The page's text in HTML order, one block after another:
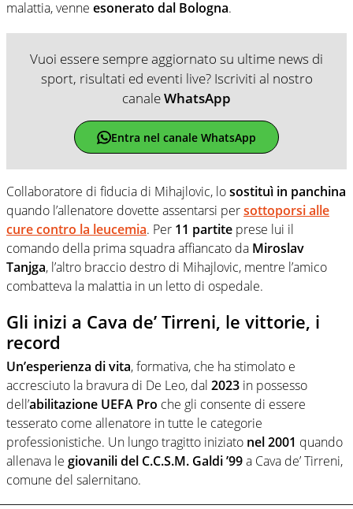
malattia, venne esonerato dal Bologna.
Vuoi essere sempre aggiornato su ultime news di
sport, risultati ed eventi live? Iscriviti al nostro
canaleWhatsApp
Entra nel canale WhatsApp
Collaboratore di fiducia di Mihajlovic, losostituì in panchina
quando l’allenatore dovette assentarsi persottoporsi alle
cure contro la leucemia. Per 11 partite prese lui il
comando della prima squadra affiancato da Miroslav
Tanjga, l’altro braccio destro di Mihajlovic, mentre l’amico
combatteva la malattia in un letto di ospedale.
Gli inizi a Cava de’ Tirreni, le vittorie, i
record
Un’esperienza di vita, formativa, che ha stimolato e
accresciuto la bravura di De Leo, dal 2023 in possesso
dell’abilitazione UEFA Pro che gli consente di essere
tesserato come allenatore in tutte le categorie
professionistiche. Un lungo tragitto iniziato nel 2001 quando
allenava le giovanili del C.C.S.M. Galdi ’99a Cava de’ Tirreni,
comune del salernitano.